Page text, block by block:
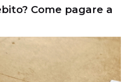
Come pagare a